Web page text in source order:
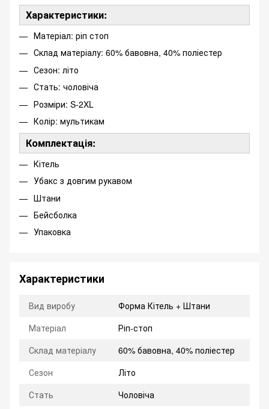
Характеристики:
Матеріал: ріп стоп
Склад матеріалу: 60% бавовна, 40% поліестер
Сезон: літо
Стать: чоловіча
Розміри: S-2XL
Колір: мультикам
Комплектація:
Кітель
Убакс з довгим рукавом
Штани
Бейсболка
Упаковка
Характеристики
Вид виробу
Форма Кітель + Штани
Матеріал
Ріп-стоп
Склад матеріалу
60% бавовна, 40% поліестер
Сезон
Літо
Стать
Чоловіча